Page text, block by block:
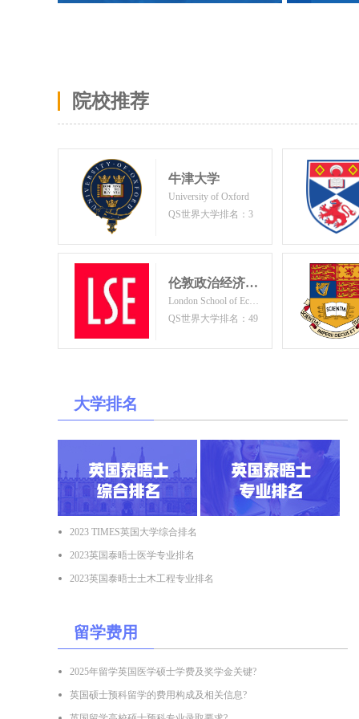
院校推荐
牛津大学
University of Oxford
QS世界大学排名：3
伦敦政治经济学院
London School of Economics and Political Science
QS世界大学排名：49
大学排名
2023 TIMES英国大学综合排名
2023英国泰晤士医学专业排名
2023英国泰晤士土木工程专业排名
留学费用
2025年留学英国医学硕士学费及奖学金关键?
英国硕士预科留学的费用构成及相关信息?